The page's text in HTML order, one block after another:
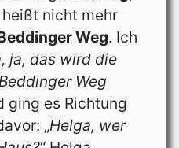
nicht mehr
Weg. Ich
ja, das wird die
Weg
ging es Richtung
„Helga, wer